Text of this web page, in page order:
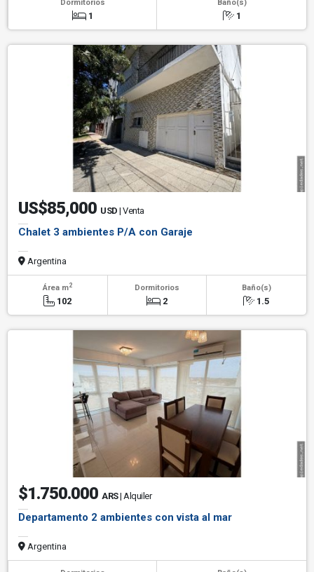
Dormitorios
1
Baño(s)
1
US$85,000 USD | Venta
Chalet 3 ambientes P/A con Garaje
Argentina
Área m2
102
Dormitorios
2
Baño(s)
1.5
$1.750.000 ARS| Alquiler
Departamento 2 ambientes con vista al mar
Argentina